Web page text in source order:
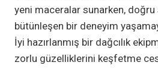
yeni maceralar sunarken,
bütünleşen bir deneyim
İyi hazırlanmış bir dağcılık
zorlu güzelliklerini keşfetme